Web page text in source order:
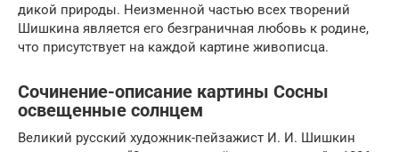
дикой природы. Неизменной частью всех творений
Шишкина является его безграничная любовь к родине,
что присутствует на каждой картине живописца.
Сочинение-описание картины Сосны
освещенные солнцем
Великий русский художник-пейзажист И. И. Шишкин